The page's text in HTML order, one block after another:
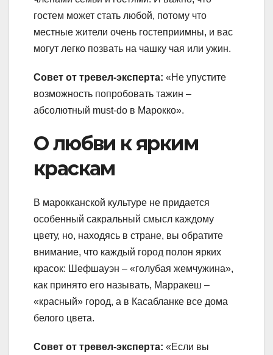
гостем может стать любой, потому что
местные жители очень гостеприимны, и вас
могут легко позвать на чашку чая или ужин.
Совет от тревел-эксперта: «Не упустите
возможность попробовать тажин –
абсолютный must-do в Марокко».
О любви к ярким
краскам
В марокканской культуре не придается
особенный сакральный смысл каждому
цвету, но, находясь в стране, вы обратите
внимание, что каждый город полон ярких
красок: Шефшауэн – «голубая жемчужина»,
как принято его называть, Марракеш –
«красный» город, а в Касабланке все дома
белого цвета.
Совет от тревел-эксперта: «Если вы